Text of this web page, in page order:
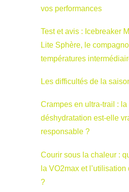
vos performances
Test et avis : Icebreaker
Lite Sphère, le
températures
Les difficultés de la
Crampes en ultra-trail : la
déshydratation est-elle
responsable ?
Courir sous la chaleur :
la VO2max et
?